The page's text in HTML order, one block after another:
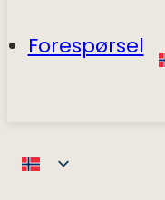
Forespørsel